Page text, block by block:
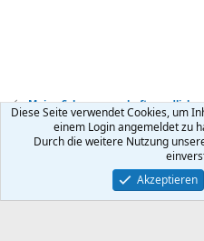
Meine Schwangerschaft - endlich
Kontakt Nutzungsbedingungen
Community platform by XenForo ® ©
Diese Seite verwendet Cookies, um
einem Login angemeldet zu
Durch die weitere Nutzung
Akzeptieren